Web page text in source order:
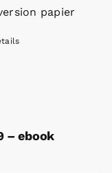
papier
– ebook